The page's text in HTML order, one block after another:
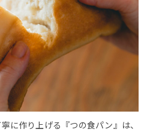
に作り上げる『つの食パン』は、